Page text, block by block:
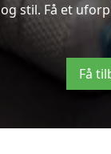
og stil. Få et
Få